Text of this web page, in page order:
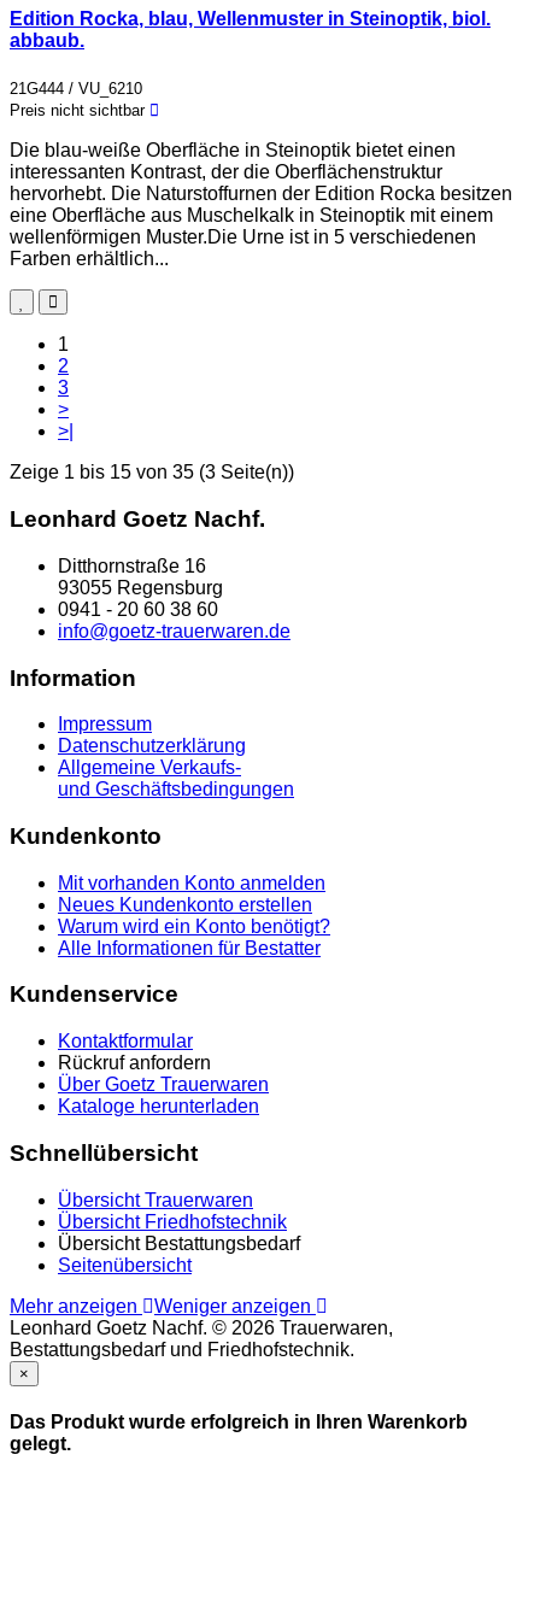
Edition Rocka, blau, Wellenmuster in Steinoptik, biol.
abbaub.
21G444 / VU_6210
Preis nicht sichtbar
Die blau-weiße Oberfläche in Steinoptik bietet einen
interessanten Kontrast, der die Oberflächenstruktur
hervorhebt. Die Naturstoffurnen der Edition Rocka besitzen
eine Oberfläche aus Muschelkalk in Steinoptik mit einem
wellenförmigen Muster.Die Urne ist in 5 verschiedenen
Farben erhältlich...
1
2
3
>
>|
Zeige 1 bis 15 von 35 (3 Seite(n))
Leonhard Goetz Nachf.
Ditthornstraße 16
93055 Regensburg
0941 - 20 60 38 60
info@goetz-trauerwaren.de
Information
Impressum
Datenschutzerklärung
Allgemeine Verkaufs-
und Geschäftsbedingungen
Kundenkonto
Mit vorhanden Konto anmelden
Neues Kundenkonto erstellen
Warum wird ein Konto benötigt?
Alle Informationen für Bestatter
Kundenservice
Kontaktformular
Rückruf anfordern
Über Goetz Trauerwaren
Kataloge herunterladen
Schnellübersicht
Übersicht Trauerwaren
Übersicht Friedhofstechnik
Übersicht Bestattungsbedarf
Seitenübersicht
Mehr anzeigen
Weniger anzeigen
Leonhard Goetz Nachf. © 2026 Trauerwaren,
Bestattungsbedarf und Friedhofstechnik.
×
Das Produkt wurde erfolgreich in Ihren Warenkorb
gelegt.